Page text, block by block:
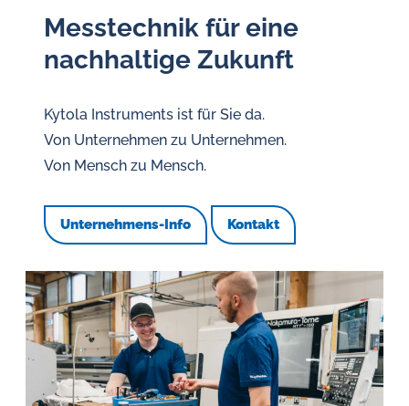
Messtechnik für eine
nachhaltige Zukunft
Kytola Instruments ist für Sie da.
Von Unternehmen zu Unternehmen.
Von Mensch zu Mensch.
Unternehmens-Info Kontakt